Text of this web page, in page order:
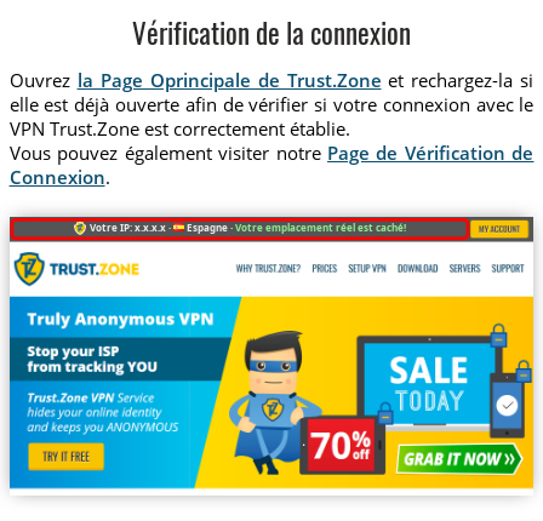
Vérification de la connexion
Ouvrez la Page Oprincipale de Trust.Zone et rechargez-la si
elle est déjà ouverte afin de vérifier si votre connexion avec le
VPN Trust.Zone est correctement établie.
Vous pouvez également visiter notre Page de Vérification de
Connexion.
Votre IP: x.x.x.x · Espagne ·Votre emplacement réel est caché!